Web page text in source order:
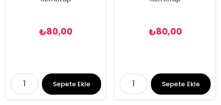
₺80,00
Sepete Ekle
₺80,00
Sepete Ekle